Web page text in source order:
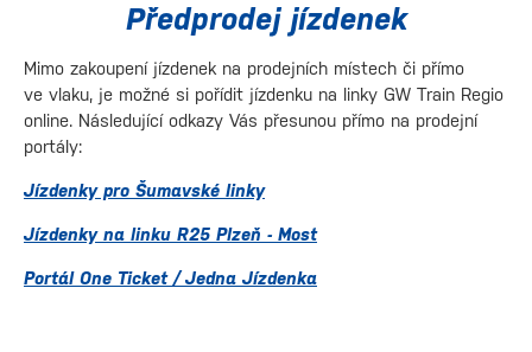
Předprodej jízdenek
Mimo zakoupení jízdenek na prodejních místech či přímo
ve vlaku, je možné si pořídit jízdenku na linky GW Train Regio
online. Následující odkazy Vás přesunou přímo na prodejní
portály:
Jízdenky pro Šumavské linky
Jízdenky na linku R25 Plzeň - Most
Portál One Ticket / Jedna Jízdenka